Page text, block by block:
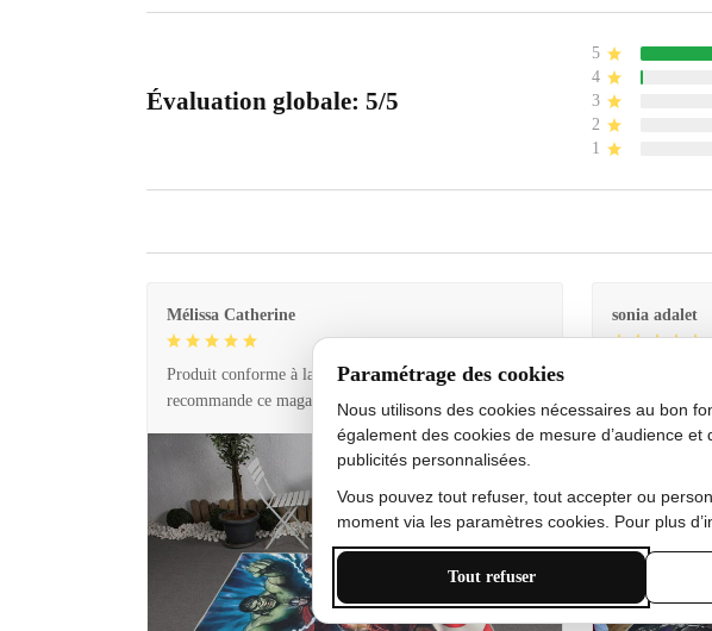
Évaluation globale: 5/5
5
4
3
2
1
Mélissa Catherine
Produit conforme à la description et livraison rapide. Je
recommande ce magasin !
sonia adalet
bon état doux
Paramétrage des cookies
Nous utilisons des cookies nécessaires au bon
également des cookies de mesure d’audience
publicités personnalisées.
Vous pouvez tout refuser, tout accepter ou
moment via les paramètres cookies. Pour plus
Tout refuser